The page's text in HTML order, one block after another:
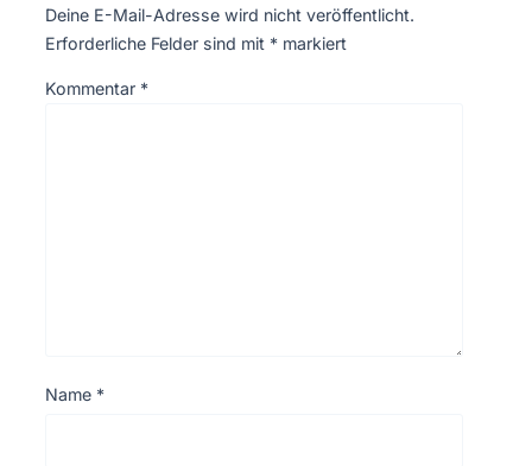
Deine E-Mail-Adresse wird nicht veröffentlicht.
Erforderliche Felder sind mit * markiert
Kommentar *
Name *